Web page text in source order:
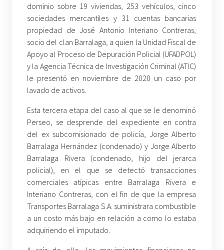
dominio sobre 19 viviendas, 253 vehículos, cinco
sociedades mercantiles y 31 cuentas bancarias
propiedad de José Antonio Interiano Contreras,
socio del clan Barralaga, a quien la Unidad Fiscal de
Apoyo al Proceso de Depuración Policial (UFADPOL)
y la Agencia Técnica de Investigación Criminal (ATIC)
le presentó en noviembre de 2020 un caso por
lavado de activos.
Esta tercera etapa del caso al que se le denominó
Perseo, se desprende del expediente en contra
del ex subcomisionado de policía, Jorge Alberto
Barralaga Hernández (condenado) y Jorge Alberto
Barralaga Rivera (condenado, hijo del jerarca
policial), en el que se detectó transacciones
comerciales atípicas entre Barralaga Rivera e
Interiano Contreras, con el fin de que la empresa
Transportes Barralaga S.A. suministrara combustible
a un costo más bajo en relación a como lo estaba
adquiriendo el imputado.